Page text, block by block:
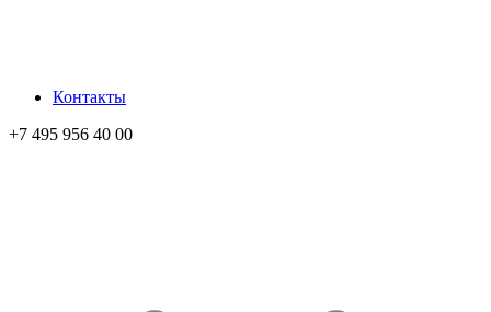
Контакты
+7 495 956 40 00